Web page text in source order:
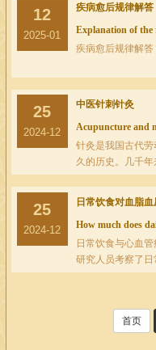
12
2025-01
疾病愈后规律解答
Explanation of the
疾病愈后规律解答
25
2024-12
中医针刺针灸
Acupuncture and
针灸是我国古代
久的历史。几千
体特定的部位进
立了独具特色的人
25
2024-12
日常饮食对血脂
How much does
日常饮食与心血
研究人员考察了
美、南美、欧洲、
首页